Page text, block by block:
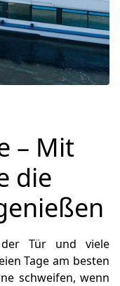
– Mit
die
Tür und viele
Tage am besten
schweifen, wenn